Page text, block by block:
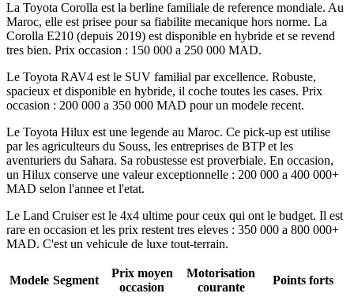
La Toyota Corolla est la berline familiale de reference mondiale. Au
Maroc, elle est prisee pour sa fiabilite mecanique hors norme. La
Corolla E210 (depuis 2019) est disponible en hybride et se revend
tres bien. Prix occasion : 150 000 a 250 000 MAD.
Le Toyota RAV4 est le SUV familial par excellence. Robuste,
spacieux et disponible en hybride, il coche toutes les cases. Prix
occasion : 200 000 a 350 000 MAD pour un modele recent.
Le Toyota Hilux est une legende au Maroc. Ce pick-up est utilise
par les agriculteurs du Souss, les entreprises de BTP et les
aventuriers du Sahara. Sa robustesse est proverbiale. En occasion,
un Hilux conserve une valeur exceptionnelle : 200 000 a 400 000+
MAD selon l'annee et l'etat.
Le Land Cruiser est le 4x4 ultime pour ceux qui ont le budget. Il est
rare en occasion et les prix restent tres eleves : 350 000 a 800 000+
MAD. C'est un vehicule de luxe tout-terrain.
Modele Segment
Prix moyen
occasion
Motorisation
courante
Points forts